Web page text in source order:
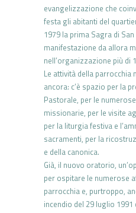
evangelizzazione che
festa gli abitanti del
1979 la prima Sagra di
manifestazione da allora
nell’organizzazione più di
Le attività della parrocchia
ancora: c’è spazio per la
Pastorale, per le
missionarie, per le visite
per la liturgia festiva e
sacramenti, per la
e della canonica.
Già, il nuovo oratorio,
per ospitare le numerose
parrocchia e, purtroppo,
incendio del 29 luglio